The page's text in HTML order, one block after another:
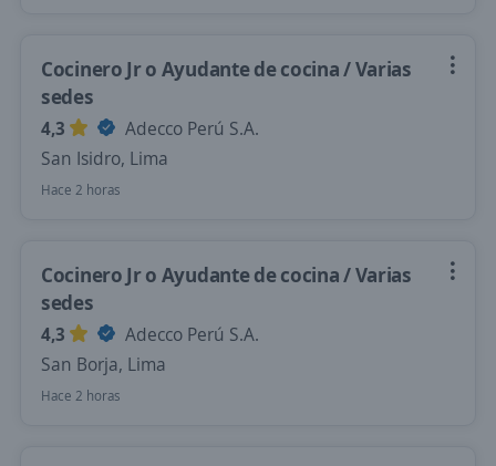
Cocinero Jr o Ayudante de cocina / Varias
sedes
4,3
Adecco Perú S.A.
San Isidro, Lima
Hace 2 horas
Cocinero Jr o Ayudante de cocina / Varias
sedes
4,3
Adecco Perú S.A.
San Borja, Lima
Hace 2 horas